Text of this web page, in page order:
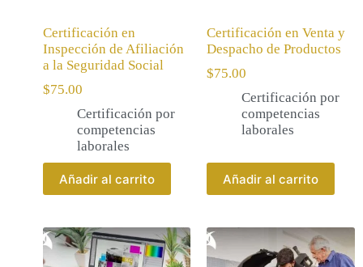
Certificación en
Inspección de Afiliación
a la Seguridad Social
$75.00
Certificación por
competencias
laborales
Añadir al carrito
Certificación en Venta y
Despacho de Productos
$75.00
Certificación por
competencias
laborales
Añadir al carrito